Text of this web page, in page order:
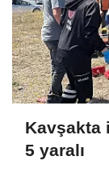
Kavşakta
5 yaralı